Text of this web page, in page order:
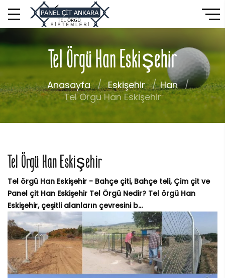
Tel Örgü Han Eskişehir
Anasayfa Eskişehir
Han
Tel Örgü Han Eskişehir
Tel Örgü Han Eskişehir
Tel örgü Han Eskişehir - Bahçe çiti, Bahçe teli, Çim çit ve
Panel çit Han Eskişehir Tel Örgü Nedir? Tel örgü Han
Eskişehir, çeşitli alanların çevresini b...